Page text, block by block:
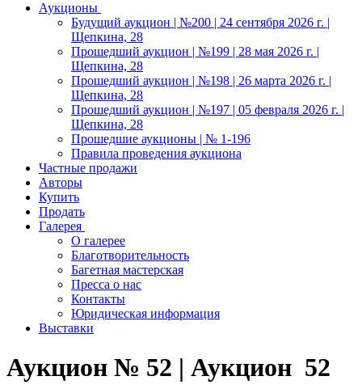
Аукционы
Будущий аукцион | №200 | 24 сентября 2026 г. |
Щепкина, 28
Прошедший аукцион | №199 | 28 мая 2026 г. |
Щепкина, 28
Прошедший аукцион | №198 | 26 марта 2026 г. |
Щепкина, 28
Прошедший аукцион | №197 | 05 февраля 2026 г. |
Щепкина, 28
Прошедшие аукционы | № 1-196
Правила проведения аукциона
Частные продажи
Авторы
Купить
Продать
Галерея
О галерее
Благотворительность
Багетная мастерская
Пресса о нас
Контакты
Юридическая информация
Выставки
Аукцион № 52 | Аукцион 52